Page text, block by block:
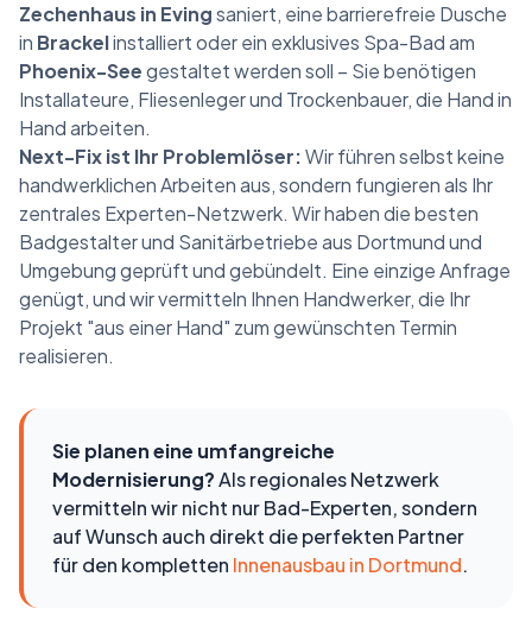
Zechenhaus in Evingsaniert, eine barrierefreie Dusche
in Brackelinstalliert oder ein exklusives Spa-Bad am
Phoenix-Seegestaltet werden soll – Sie benötigen
Installateure, Fliesenleger und Trockenbauer, die Hand in
Hand arbeiten.
Next-Fix ist Ihr Problemlöser:Wir führen selbst keine
handwerklichen Arbeiten aus, sondern fungieren als Ihr
zentrales Experten-Netzwerk. Wir haben die besten
Badgestalter und Sanitärbetriebe aus Dortmund und
Umgebung geprüft und gebündelt. Eine einzige Anfrage
genügt, und wir vermitteln Ihnen Handwerker, die Ihr
Projekt "aus einer Hand" zum gewünschten Termin
realisieren.
Sie planen eine umfangreiche
Modernisierung?Als regionales Netzwerk
vermitteln wir nicht nur Bad-Experten, sondern
auf Wunsch auch direkt die perfekten Partner
für den kompletten Innenausbau in Dortmund.